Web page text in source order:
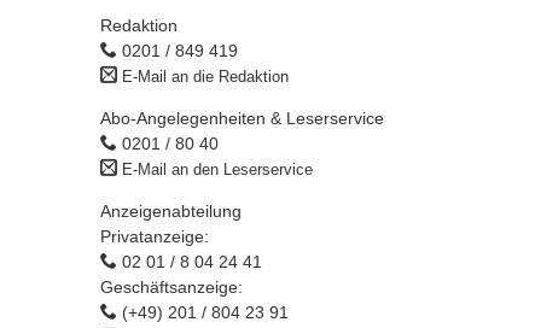
Redaktion
0201 / 849 419
E-Mail an die Redaktion
Abo-Angelegenheiten & Leserservice
0201 / 80 40
E-Mail an den Leserservice
Anzeigenabteilung
Privatanzeige:
02 01 / 8 04 24 41
Geschäftsanzeige:
(+49) 201 / 804 23 91